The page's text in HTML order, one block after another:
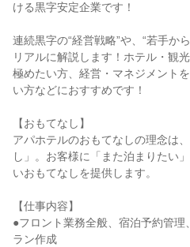
ける黒字安定企業です！
連続黒字の“経営戦略”や、“若手か
リアルに解説します！ホテル・観
極めたい方、経営・マネジメント
い方などにおすすめです！
【おもてなし】
アパホテルのおもてなしの理念は
し」。お客様に「また泊まりたい
いおもてなしを提供します。
【仕事内容】
●フロント業務全般、宿泊予約管
ラン作成